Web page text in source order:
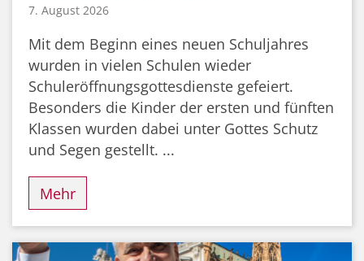
7. August 2026
Mit dem Beginn eines neuen Schuljahres
wurden in vielen Schulen wieder
Schuleröffnungsgottesdienste gefeiert.
Besonders die Kinder der ersten und fünften
Klassen wurden dabei unter Gottes Schutz
und Segen gestellt. ...
Mehr